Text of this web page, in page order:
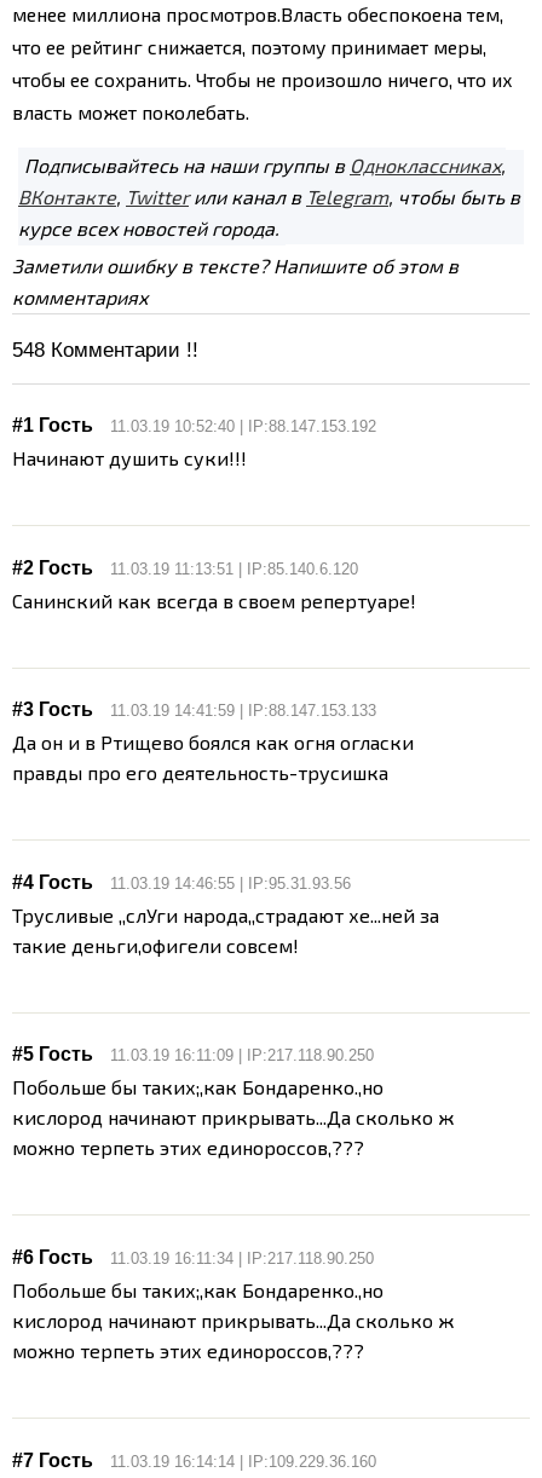
менее миллиона просмотров.Власть обеспокоена тем,
что ее рейтинг снижается, поэтому принимает меры,
чтобы ее сохранить. Чтобы не произошло ничего, что их
власть может поколебать.
Подписывайтесь на наши группы в Одноклассниках,
ВКонтакте, Twitterили канал в Telegram, чтобы быть в
курсе всех новостей города.
Заметили ошибку в тексте? Напишите об этом в
комментариях
548 Комментарии !!
#1 Гость 11.03.19 10:52:40 | IP:88.147.153.192
Начинают душить суки!!!
#2 Гость 11.03.19 11:13:51 | IP:85.140.6.120
Санинский как всегда в своем репертуаре!
#3 Гость 11.03.19 14:41:59 | IP:88.147.153.133
Да он и в Ртищево боялся как огня огласки
правды про его деятельность-трусишка
#4 Гость 11.03.19 14:46:55 | IP:95.31.93.56
Трусливые ,,слУги народа,,страдают хе...ней за
такие деньги,офигели совсем!
#5 Гость 11.03.19 16:11:09 | IP:217.118.90.250
Побольше бы таких;,как Бондаренко.,но
кислород начинают прикрывать...Да сколько ж
можно терпеть этих единороссов,???
#6 Гость 11.03.19 16:11:34 | IP:217.118.90.250
Побольше бы таких;,как Бондаренко.,но
кислород начинают прикрывать...Да сколько ж
можно терпеть этих единороссов,???
#7 Гость 11.03.19 16:14:14 | IP:109.229.36.160